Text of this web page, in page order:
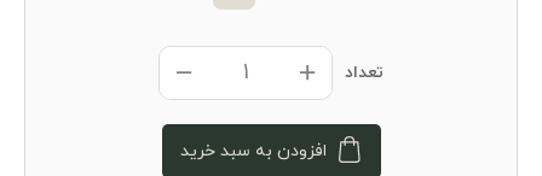
تعداد
افزودن به سبد خرید